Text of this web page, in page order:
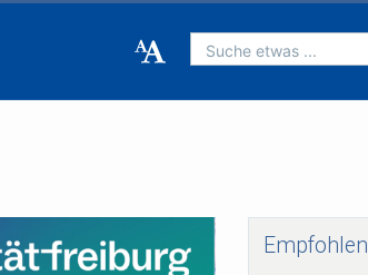
Suche etwas ...
Empfohlen